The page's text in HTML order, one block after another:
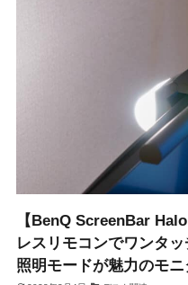
【BenQ ScreenBar
レスリモコンでワンタ
照明モードが魅力のモニ